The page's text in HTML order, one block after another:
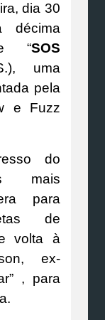
dia 30
“SOS
uma
pela
e Fuzz
do
mais
para
de
volta à
ex-
, para